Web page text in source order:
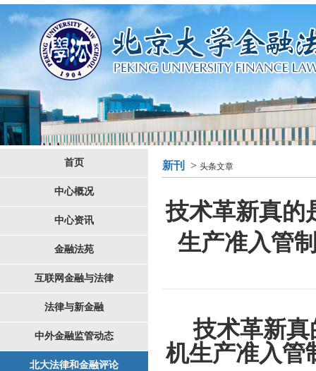
首页
中心概况
中心资讯
金融法苑
互联网金融与法律
法律与新金融
中外金融监管动态
北大法律和金融评论
新刊 > 头条文章
技术革新真
生产准入管
技术革新
机生产准入管